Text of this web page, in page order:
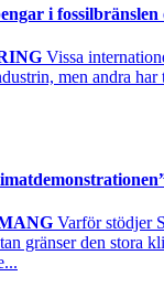
i
Vissa
men andra har
Varför stödjer
gränser den stora